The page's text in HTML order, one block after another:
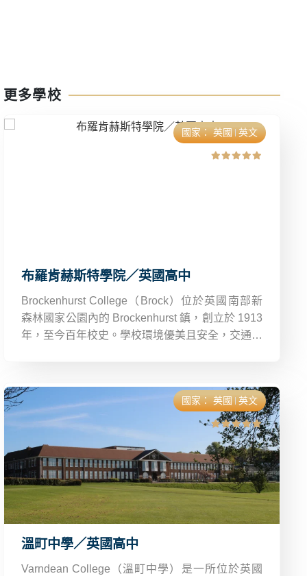
更多學校
國家： 英國 英文
布羅肯赫斯特學院／英國高中
Brockenhurst College（Brock）位於英國南部新
森林國家公園內的 Brockenhurst 鎮，創立於 1913
年，至今百年校史。學校環境優美且安全，交通便
國家： 英國 英文
溫町中學／英國高中
Varndean College（溫町中學）是一所位於英國